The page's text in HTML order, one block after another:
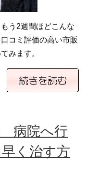
う2週間ほどこんな
コミ評価の高い市販
みます。
病院へ行
く治す方